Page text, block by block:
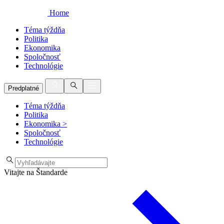
Home
Téma týždňa
Politika
Ekonomika
Spoločnosť
Technológie
Predplatné
Téma týždňa
Politika
Ekonomika >
Spoločnosť
Technológie
Vitajte na Štandarde